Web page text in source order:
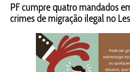
PF cumpre quatro mandados
crimes de migração ilegal no